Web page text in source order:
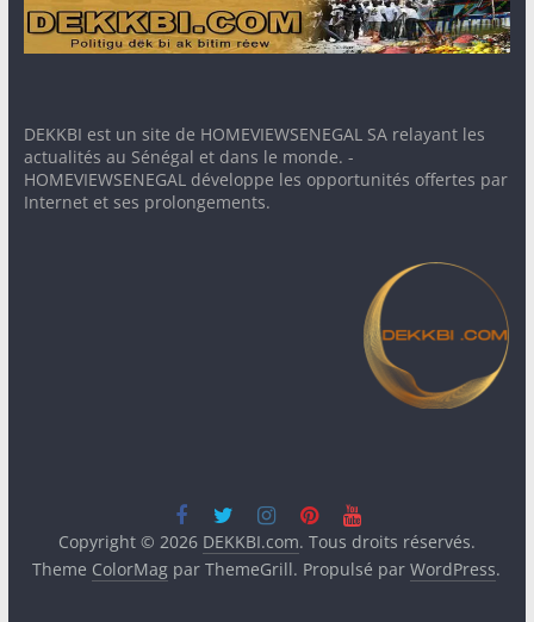
DEKKBI est un site de HOMEVIEWSENEGAL SA relayant les
actualités au Sénégal et dans le monde. -
HOMEVIEWSENEGAL développe les opportunités offertes par
Internet et ses prolongements.
Copyright © 2026 DEKKBI.com. Tous droits réservés.
Theme ColorMag par ThemeGrill. Propulsé parWordPress.